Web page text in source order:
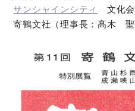
サンシャインシティ
文化会
寄鶴文社（理事長：髙木 聖